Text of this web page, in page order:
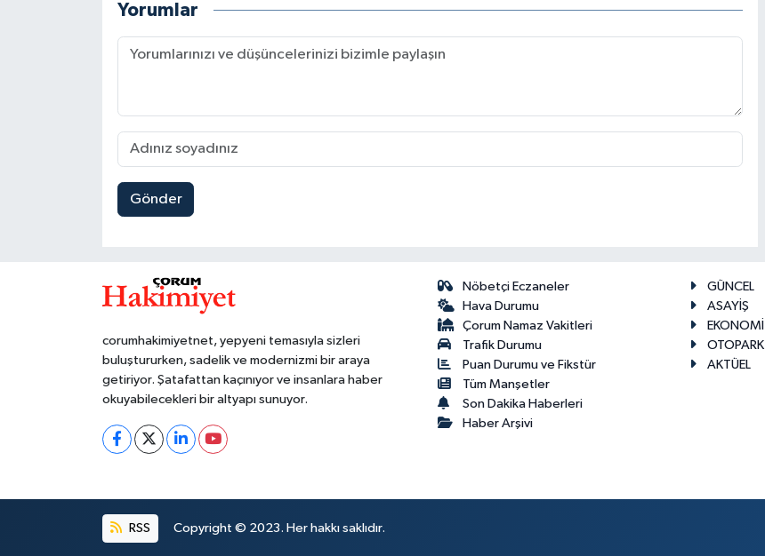
Yorumlar
Gönder
corumhakimiyetnet, yepyeni temasıyla sizleri
buluştururken, sadelik ve modernizmi bir araya
getiriyor. Şatafattan kaçınıyor ve insanlara haber
okuyabilecekleri bir altyapı sunuyor.
Nöbetçi Eczaneler
Hava Durumu
Çorum Namaz Vakitleri
Trafik Durumu
Puan Durumu ve Fikstür
Tüm Manşetler
Son Dakika Haberleri
Haber Arşivi
GÜNCEL
ASAYİŞ
EKONOMİ
OTOPARK
AKTÜEL
RSS Copyright © 2023. Her hakkı saklıdır.